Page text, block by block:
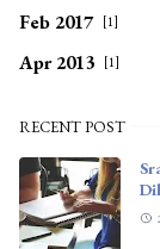
Feb 2017 [1]
Apr 2013 [1]
RECENT POST